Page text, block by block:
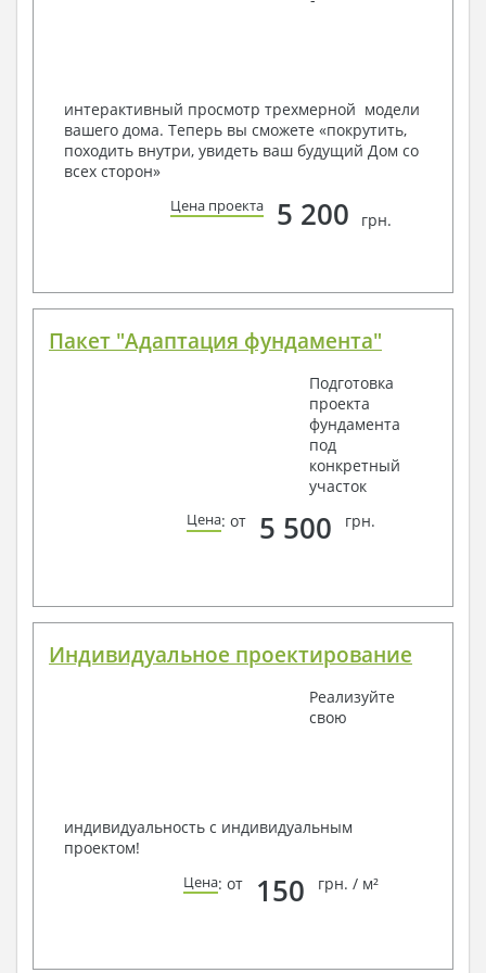
условий, за дополнительную плату.
Получить профессиональную консультацию у
наших специалистов, Вы можете любым
способом связи: закажите обратный звонок,
по viber, e-mail, телефон -
интерактивный просмотр трехмерной модели
вашего дома. Теперь вы сможете «покрутить,
походить внутри, увидеть ваш будущий Дом со
всех сторон»
Цена проекта 5 200 грн.
Пакет "Адаптация фундамента"
Подготовка
проекта
фундамента
под
конкретный
участок
Цена: от 5 500 грн.
Индивидуальное проектирование
Реализуйте
свою
индивидуальность с индивидуальным
проектом!
Цена: от 150 грн. / м²